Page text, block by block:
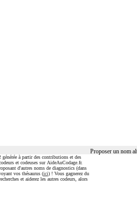
Proposer un nom
à partir des contributions et des
et codeuses sur AideAuCodage.fr.
d'autres noms de diagnostics (dans
vos thésaurus (ici) ! Vous gagnerez du
et aiderez les autres codeurs, alors